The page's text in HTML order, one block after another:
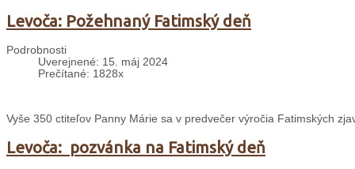
Levoča: Požehnaný Fatimský deň
Podrobnosti
Uverejnené: 15. máj 2024
Prečítané: 1828x
Vyše 350 ctiteľov Panny Márie sa v predvečer výročia Fatimských
Levoča: pozvánka na Fatimský deň